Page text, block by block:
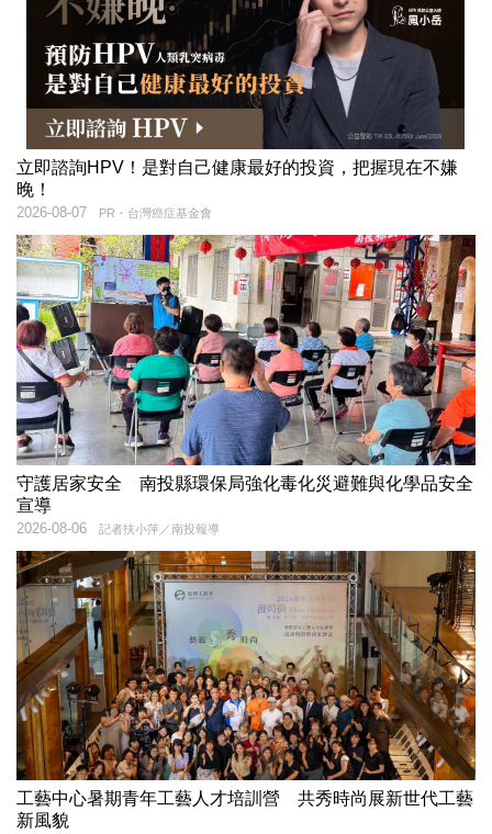
立即諮詢HPV！是對自己健康最好的投資，把握現在不嫌
晚！
PR・台灣癌症基金會
2026-08-07
守護居家安全 南投縣環保局強化毒化災避難與化學品安全
宣導
記者扶小萍／南投報導
2026-08-06
工藝中心暑期青年工藝人才培訓營 共秀時尚展新世代工藝
新風貌